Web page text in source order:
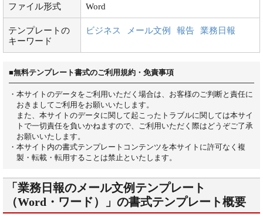
ファイル形式 Word
テンプレートの
キーワード
ビジネス メール文例 報告 業務日報
■無料テンプレート書式のご利用規約・免責事項
・本サイトのデータをご利用いただく場合は、お客様のご判断と責任に
おきましてご利用をお願いいたします。
また、本サイトのデータに関して起こったトラブルに関しては本サイ
トで一切責任を負いかねますので、ご利用いただく際はどうぞご了承
お願いいたします。
・本サイト内の書式テンプレートコンテンツを本サイトに許可なく複
製・転載・転用することは禁止といたします。
「業務日報のメール文例テンプレート
（Word・ワード）」の書式テンプレート概要